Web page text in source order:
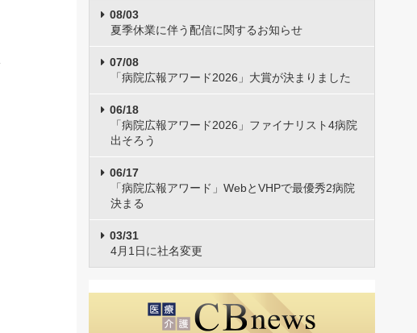
08/03
夏季休業に伴う配信に関するお知らせ
07/08
「病院広報アワード2026」大賞が決まりました
06/18
「病院広報アワード2026」ファイナリスト4病院
出そろう
06/17
「病院広報アワード」WebとVHPで最優秀2病院
決まる
03/31
4月1日に社名変更